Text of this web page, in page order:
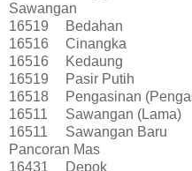
Sawangan
16519
Bedahan
16516
Cinangka
16516
Kedaung
16519
Pasir Putih
16518
Pengasinan
16511
Sawangan (Lama)
16511
Sawangan Baru
Pancoran Mas
16431
Depok